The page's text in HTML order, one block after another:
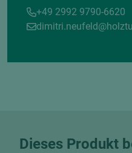
+49 2992 9790-6620
Dieses Produkt